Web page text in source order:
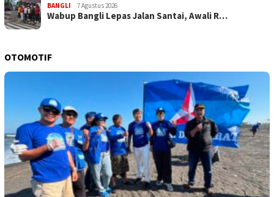
BANGLI 7 Agustus 2026
Wabup Bangli Lepas Jalan Santai, Awali R…
OTOMOTIF